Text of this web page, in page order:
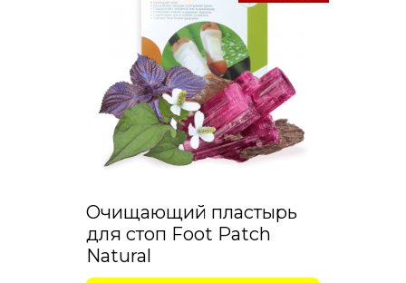
Очищающий пластырь
для стоп Foot Patch
Natural